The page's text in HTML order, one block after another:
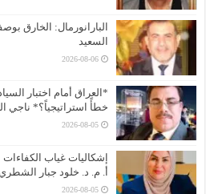
البارانورمال: الخارق
السعيد
2026-08-06
*العراق أمام اختبار
خطأً استراتيجياً؟* ناجي
2026-08-05
إشكاليات غياب الكفاءات
أ. م. د. خلود جبار الشطري
2026-08-05